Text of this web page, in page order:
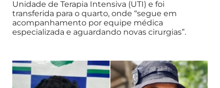
Unidade de Terapia Intensiva (UTI) e foi
transferida para o quarto, onde “segue em
acompanhamento por equipe médica
especializada e aguardando novas cirurgias”.